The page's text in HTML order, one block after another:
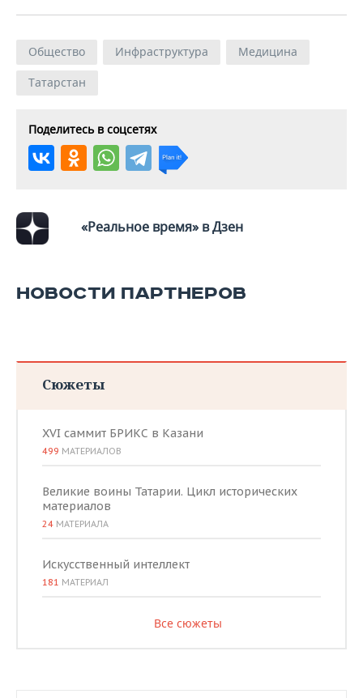
Общество Инфраструктура
Медицина
Татарстан
Поделитесь в соцсетях
«Реальное время» в Дзен
НОВОСТИ ПАРТНЕРОВ
Сюжеты
XVI саммит БРИКС в Казани
499 МАТЕРИАЛОВ
Великие воины Татарии. Цикл исторических
материалов
24 МАТЕРИАЛА
Искусственный интеллект
181 МАТЕРИАЛ
Все сюжеты